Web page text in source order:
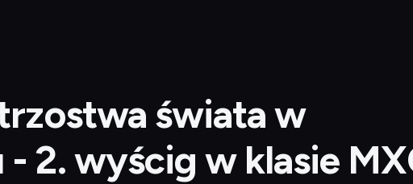
świata w
2. wyścig w klasie